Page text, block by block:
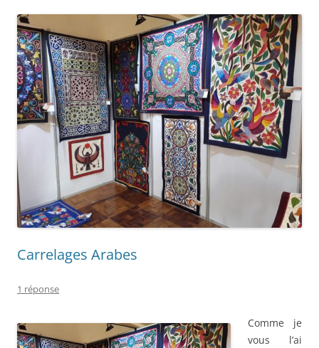
Carrelages Arabes
1 réponse
Comme je
vous l’ai